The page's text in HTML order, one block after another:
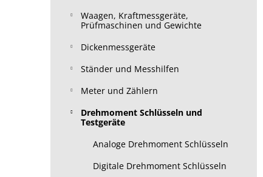
Waagen, Kraftmessgeräte,
Prüfmaschinen und Gewichte
Dickenmessgeräte
Ständer und Messhilfen
Meter und Zählern
Drehmoment Schlüsseln und
Testgeräte
Analoge Drehmoment Schlüsseln
Digitale Drehmoment Schlüsseln